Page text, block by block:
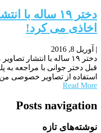
دختر ۱۹ ساله
اخاذی می کرد!
| آوریل 8, 2016
دختر ۱۹ ساله با
قبل دختر جوانی با مراجعه به
استفاده از تصاویر خصوصی من
Read More
Posts navigation
نوشته‌های تازه